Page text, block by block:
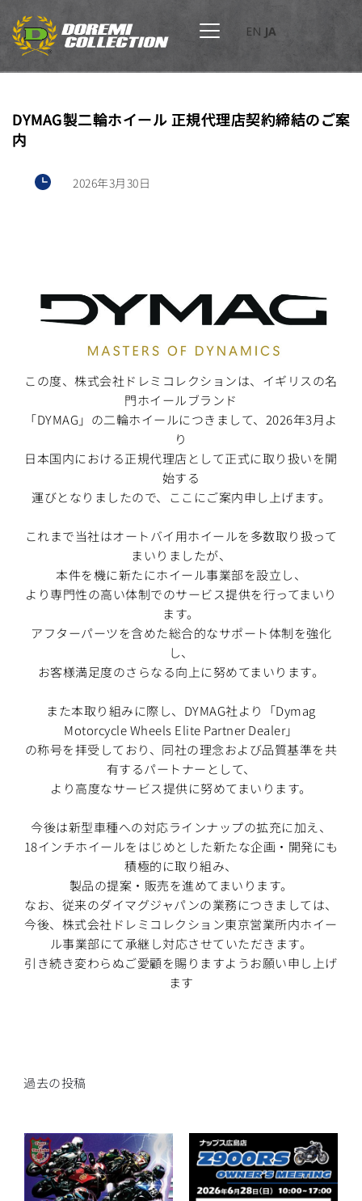
EN JA
DYMAG製二輪ホイール 正規代理店契約締結のご案
内
2026年3月30日
この度、株式会社ドレミコレクションは、イギリスの名
門ホイールブランド
「DYMAG」の二輪ホイールにつきまして、2026年3月よ
り
日本国内における正規代理店として正式に取り扱いを開
始する
運びとなりましたので、ここにご案内申し上げます。
これまで当社はオートバイ用ホイールを多数取り扱って
まいりましたが、
本件を機に新たにホイール事業部を設立し、
より専門性の高い体制でのサービス提供を行ってまいり
ます。
アフターパーツを含めた総合的なサポート体制を強化
し、
お客様満足度のさらなる向上に努めてまいります。
また本取り組みに際し、DYMAG社より「Dymag
Motorcycle Wheels Elite Partner Dealer」
の称号を拝受しており、同社の理念および品質基準を共
有するパートナーとして、
より高度なサービス提供に努めてまいります。
今後は新型車種への対応ラインナップの拡充に加え、
18インチホイールをはじめとした新たな企画・開発にも
積極的に取り組み、
製品の提案・販売を進めてまいります。
なお、従来のダイマグジャパンの業務につきましては、
今後、株式会社ドレミコレクション東京営業所内ホイー
ル事業部にて承継し対応させていただきます。
引き続き変わらぬご愛顧を賜りますようお願い申し上げ
ます
過去の投稿